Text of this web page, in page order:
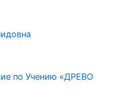
по Учению «ДРЕВО